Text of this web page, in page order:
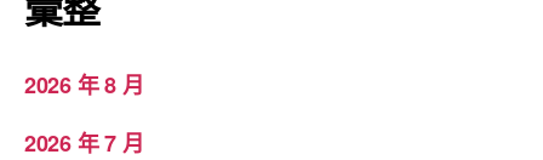
2026 年 8 月
2026 年 7 月